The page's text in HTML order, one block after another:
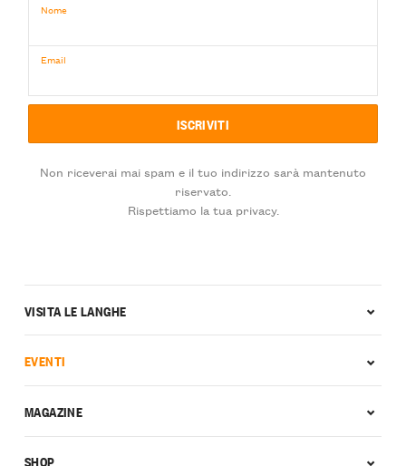
Nome
Email
Non riceverai mai spam e il tuo indirizzo sarà mantenuto
riservato.
Rispettiamo la tua privacy.
VISITA LE LANGHE
EVENTI
MAGAZINE
SHOP